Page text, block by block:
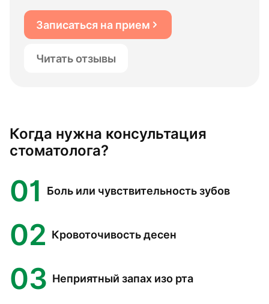
Записаться на прием
Читать отзывы
Когда нужна консультация
стоматолога?
01 Боль или чувствительность зубов
02 Кровоточивость десен
03 Неприятный запах изо рта